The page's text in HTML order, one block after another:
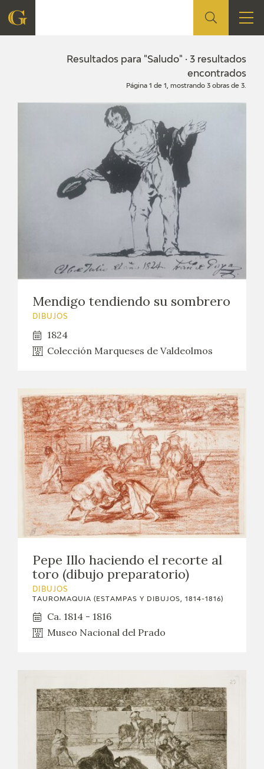
CENTRO DE INVESTIGACIÓN Y DOCUMENTACIÓN
EXPOSICIONES
ACTIVIDADES
ACTUALIDAD
FRANCISCO DE GOYA
BIOGRAFÍA
CRONOLOGÍA
EL VIAJE DE GOYA
GOYA EN EL MUNDO
PREMIO ARAGÓN GOYA
PUBLICACIONES
TIENDA
TIENDA ONLINE
Resultados para "Saludo" · 3 resultados
encontrados
Página 1 de 1, mostrando 3 obras de 3.
Mendigo tendiendo su sombrero
DIBUJOS
1824
Colección Marqueses de Valdeolmos
Pepe Illo haciendo el recorte al
toro (dibujo preparatorio)
DIBUJOS
TAUROMAQUIA (ESTAMPAS Y DIBUJOS, 1814-1816)
Ca. 1814 - 1816
Museo Nacional del Prado